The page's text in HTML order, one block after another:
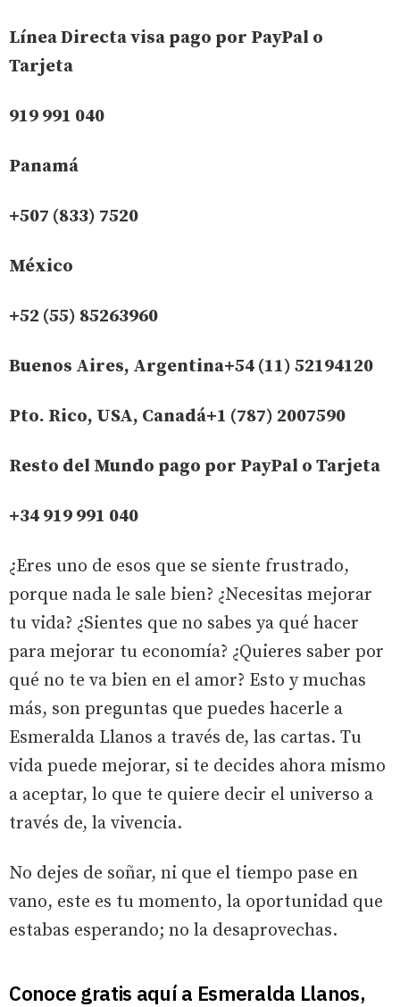
Línea Directa visa pago por PayPal o
Tarjeta
919 991 040
Panamá
+507 (833) 7520
México
+52 (55) 85263960
Buenos Aires, Argentina+54 (11) 52194120
Pto. Rico, USA, Canadá+1 (787) 2007590
Resto del Mundo pago por PayPal o Tarjeta
+34 919 991 040
¿Eres uno de esos que se siente frustrado,
porque nada le sale bien? ¿Necesitas mejorar
tu vida? ¿Sientes que no sabes ya qué hacer
para mejorar tu economía? ¿Quieres saber por
qué no te va bien en el amor? Esto y muchas
más, son preguntas que puedes hacerle a
Esmeralda Llanos a través de, las cartas. Tu
vida puede mejorar, si te decides ahora mismo
a aceptar, lo que te quiere decir el universo a
través de, la vivencia.
No dejes de soñar, ni que el tiempo pase en
vano, este es tu momento, la oportunidad que
estabas esperando; no la desaprovechas.
Conoce gratis aquí a Esmeralda Llanos,